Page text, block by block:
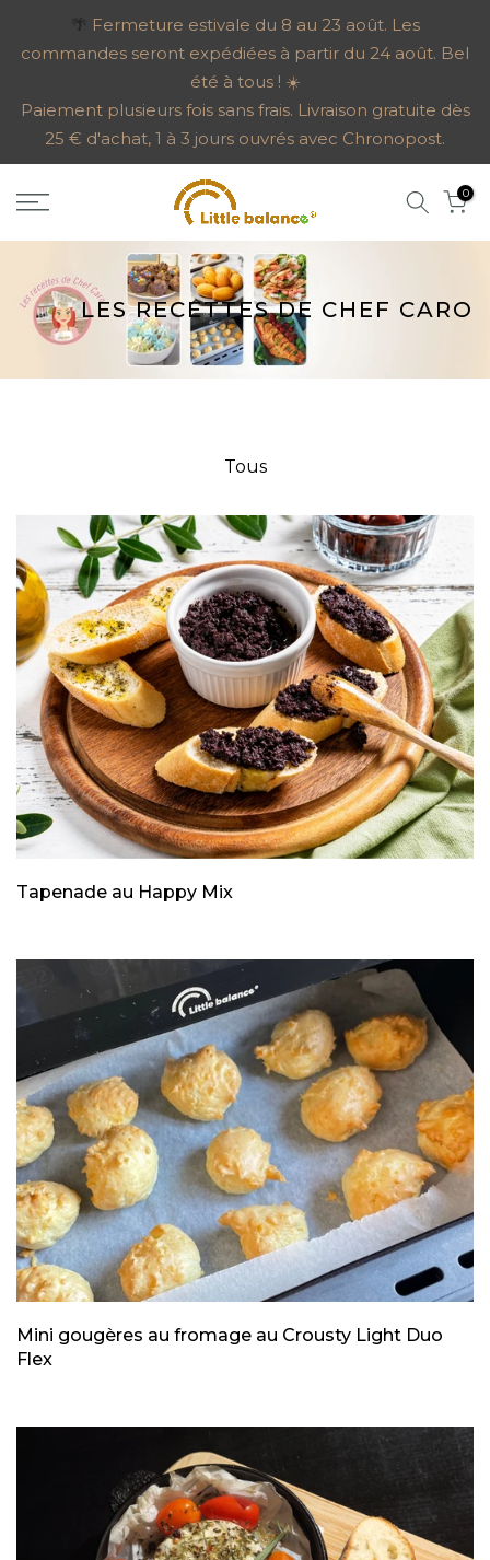
au
🌴 Fermeture estivale du 8 au 23 août. Les
commandes seront expédiées à partir du 24 août. Bel
été à tous ! ☀️
Paiement plusieurs fois sans frais. Livraison gratuite dès
25 € d'achat, 1 à 3 jours ouvrés avec Chronopost.
0
LES RECETTES DE CHEF CARO
Tous
Tapenade au Happy Mix
Mini gougères au fromage au Crousty Light Duo
Flex